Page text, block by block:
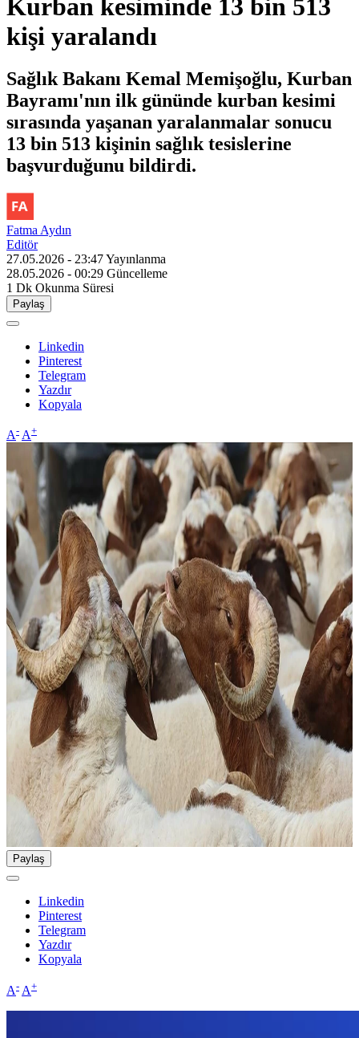
Kurban kesiminde 13 bin 513
kişi yaralandı
Sağlık Bakanı Kemal Memişoğlu, Kurban
Bayramı'nın ilk gününde kurban kesimi
sırasında yaşanan yaralanmalar sonucu
13 bin 513 kişinin sağlık tesislerine
başvurduğunu bildirdi.
Fatma Aydın
Editör
27.05.2026 - 23:47Yayınlanma
28.05.2026 - 00:29 Güncelleme
1 Dk Okunma Süresi
Paylaş
Linkedin
Pinterest
Telegram
Yazdır
Kopyala
A- A+
Paylaş
Linkedin
Pinterest
Telegram
Yazdır
Kopyala
A- A+